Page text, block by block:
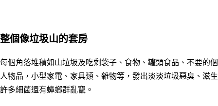
整個像垃圾山的套房
每個角落堆積如山垃圾及吃剩袋子、食物、罐頭食品、 不要的個
人物品，小型家電、家具類、雜物等，發出淡淡垃圾惡臭 、 滋生
許多細菌還有蟑螂群亂竄 。